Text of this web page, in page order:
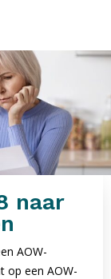
naar
AOW-
op een AOW-